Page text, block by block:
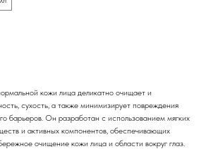
кожи лица деликатно очищает и
сухость, а также минимизирует повреждения
барьеров. Он разработан с использованием мягких
и активных компонентов, обеспечивающих
очищение кожи лица и области вокруг глаз.